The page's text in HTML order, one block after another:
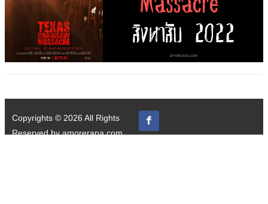
Copyrights © 2026 All Rights
Reserved by amorerana.com.